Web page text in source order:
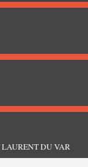
DU VAR